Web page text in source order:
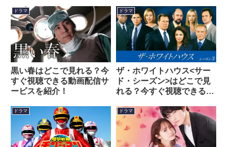
ドラマ
黒い春はどこで見れる？今
すぐ視聴できる動画配信サ
ービスを紹介！
ドラマ
ザ・ホワイトハウス<サー
ド・シーズン>はどこで見
れる？今すぐ視聴できる動
ドラマ ドラマ